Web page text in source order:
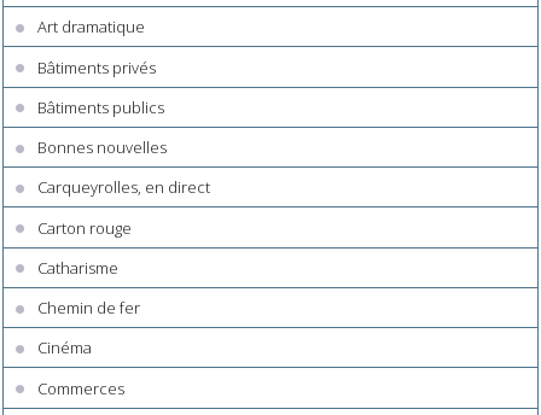
Art dramatique
Bâtiments privés
Bâtiments publics
Bonnes nouvelles
Carqueyrolles, en direct
Carton rouge
Catharisme
Chemin de fer
Cinéma
Commerces